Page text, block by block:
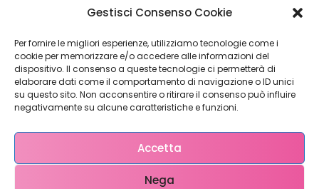
Gestisci Consenso Cookie
Per fornire le migliori esperienze, utilizziamo tecnologie come i
cookie per memorizzare e/o accedere alle informazioni del
dispositivo. Il consenso a queste tecnologie ci permetterà di
elaborare dati come il comportamento di navigazione o ID unici
su questo sito. Non acconsentire o ritirare il consenso può influire
negativamente su alcune caratteristiche e funzioni.
Accetta
Nega
Restiamo in
contatto!
Come possiamo Aiutarti?